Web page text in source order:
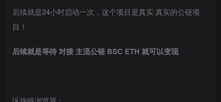
后续就是24小时启动一次，这个项目是真实 真实的公链项
目！
后续就是等待 对接 主流公链 BSC ETH 就可以变现